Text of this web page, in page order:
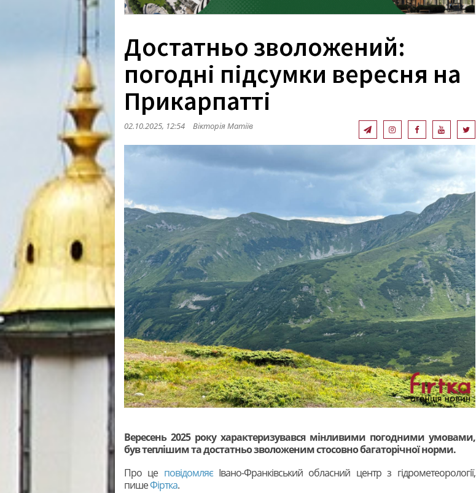
Достатньо зволожений:
погодні підсумки вересня на
Прикарпатті
02.10.2025, 12:54 Вікторія Матіїв
Вересень 2025 року характеризувався мінливими погодними умовами,
був теплішим та достатньо зволоженим стосовно багаторічної норми.
Про це повідомляєІвано-Франківський обласний центр з гідрометеорології,
пишеФіртка.